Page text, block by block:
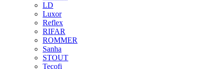
LD
Luxor
Reflex
RIFAR
ROMMER
Sanha
STOUT
Tecofi